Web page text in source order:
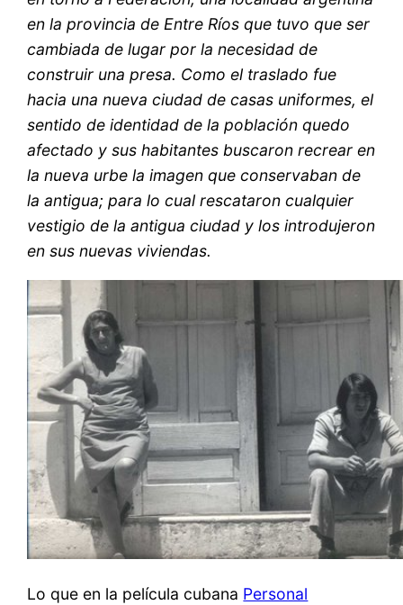
en la provincia de Entre Ríos que tuvo que ser
cambiada de lugar por la necesidad de
construir una presa. Como el traslado fue
hacia una nueva ciudad de casas uniformes, el
sentido de identidad de la población quedo
afectado y sus habitantes buscaron recrear en
la nueva urbe la imagen que conservaban de
la antigua; para lo cual rescataron cualquier
vestigio de la antigua ciudad y los introdujeron
en sus nuevas viviendas.
Lo que en la película cubana Personal